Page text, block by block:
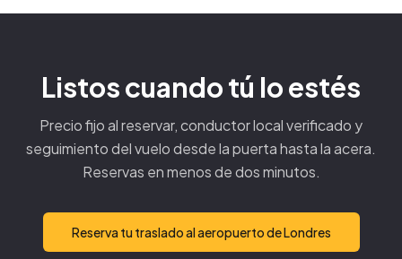
Listos cuando tú lo estés
Precio fijo al reservar, conductor local verificado y
seguimiento del vuelo desde la puerta hasta la acera.
Reservas en menos de dos minutos.
Reserva tu traslado al aeropuerto de Londres